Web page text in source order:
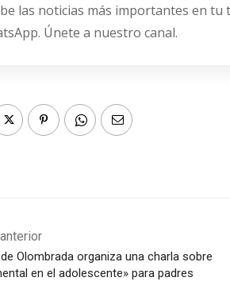
las noticias más importantes en tu
Únete a nuestro canal.
Olombrada organiza una charla sobre
en el adolescente» para padres